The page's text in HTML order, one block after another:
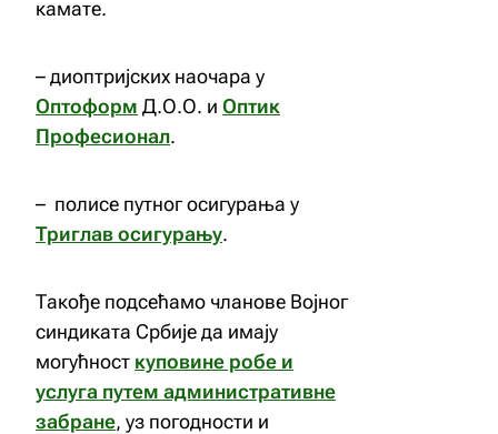
камате.
– диоптријских наочара у
Оптоформ Д.О.О. и Оптик
Професионал.
– полисе путног осигурања у
Триглав осигурању.
Такође подсећамо чланове Војног
синдиката Србије да имају
могућност куповине робе и
услуга путем административне
забране, уз погодности и